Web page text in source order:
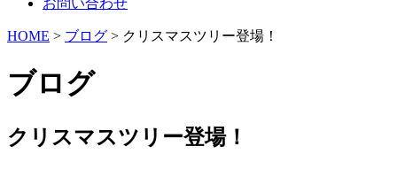
HOME > ブログ > クリスマスツリー登場！
ブログ
クリスマスツリー登場！